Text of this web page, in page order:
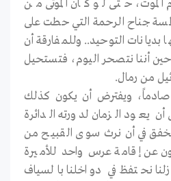
الموت، حتى لو كان الموتى من
جناح الرحمة التي حطت على
بديانات التوحيد.. وللمفارقة أن
أننا نتصحر اليوم، فتستحيل
من رمال.
صادماً، ويفترض أن يكون كذلك
أن يعود الزمان لدورته الدائرة
نخفق في أن نرث سوى القبيــح من
عن إقامة عرس واحد للأميرة
نحتفظ في دواخلنا بالسياف